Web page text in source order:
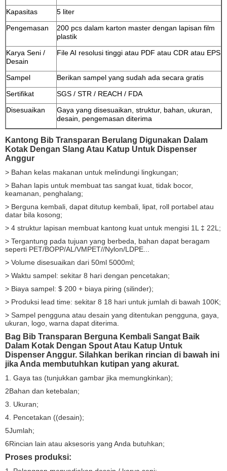
Kapasitas
5 liter
Pengemasan
200 pcs dalam karton master dengan lapisan film
plastik
Karya Seni /
Desain
File AI resolusi tinggi atau PDF atau CDR atau EPS
Sampel
Berikan sampel yang sudah ada secara gratis
Sertifikat
SGS / STR / REACH / FDA
Disesuaikan
Gaya yang disesuaikan, struktur, bahan, ukuran,
desain, pengemasan diterima
Kantong Bib Transparan Berulang Digunakan Dalam
Kotak Dengan Slang Atau Katup Untuk Dispenser
Anggur
> Bahan kelas makanan untuk melindungi lingkungan;
> Bahan lapis untuk membuat tas sangat kuat, tidak bocor,
keamanan, penghalang;
> Berguna kembali, dapat ditutup kembali, lipat, roll portabel atau
datar bila kosong;
> 4 struktur lapisan membuat kantong kuat untuk mengisi 1L ‡ 22L;
> Tergantung pada tujuan yang berbeda, bahan dapat beragam
seperti PET/BOPP/AL/VMPET//Nylon/LDPE...
> Volume disesuaikan dari 50ml 5000ml;
> Waktu sampel: sekitar 8 hari dengan pencetakan;
> Biaya sampel: $ 200 + biaya piring (silinder);
> Produksi lead time: sekitar 8 18 hari untuk jumlah di bawah 100K;
> Sampel pengguna atau desain yang ditentukan pengguna, gaya,
ukuran, logo, warna dapat diterima.
Bag Bib Transparan Berguna Kembali Sangat Baik
Dalam Kotak Dengan Spout Atau Katup Untuk
Dispenser Anggur. Silahkan berikan rincian di bawah ini
jika Anda membutuhkan kutipan yang akurat.
1. Gaya tas (tunjukkan gambar jika memungkinkan);
2Bahan dan ketebalan;
3. Ukuran;
4. Pencetakan ((desain);
5Jumlah;
6Rincian lain atau aksesoris yang Anda butuhkan;
Proses produksi: